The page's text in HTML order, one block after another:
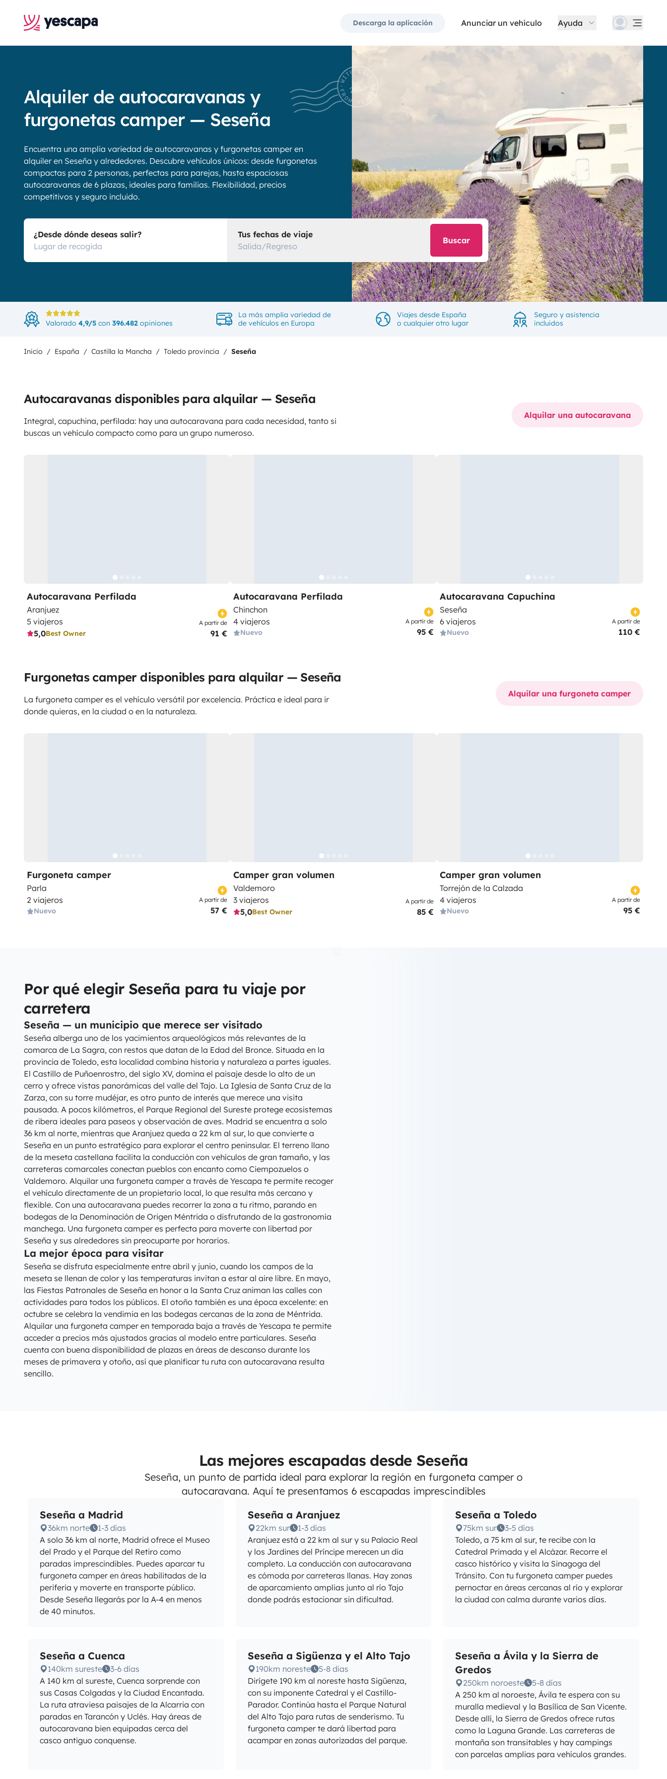
Descarga la aplicación Anunciar un vehículo Ayuda
Alquiler de autocaravanas y
furgonetas camper — Seseña
Encuentra una amplia variedad de autocaravanas y furgonetas camper en
alquiler en Seseña y alrededores. Descubre vehículos únicos: desde furgonetas
compactas para 2 personas, perfectas para parejas, hasta espaciosas
autocaravanas de 6 plazas, ideales para familias. Flexibilidad, precios
competitivos y seguro incluido.
¿Desde dónde deseas salir?
Tus fechas de viaje
Salida/Regreso
Buscar
Valorado 4,9/5 con 396.482 opiniones
La más amplia variedad de
de vehículos en Europa
Viajes desde España
o cualquier otro lugar
Seguro y asistencia
incluidos
Inicio España Castilla la Mancha Toledo provincia Seseña
Autocaravanas disponibles para alquilar — Seseña
Integral, capuchina, perfilada: hay una autocaravana para cada necesidad, tanto si
buscas un vehículo compacto como para un grupo numeroso.
Alquilar una autocaravana
Autocaravana Perfilada
Aranjuez
5 viajeros
5,0Best Owner
A partir de
91 €
Autocaravana Perfilada
Chinchon
4 viajeros
Nuevo
A partir de
95 €
Autocaravana Capuchina
Seseña
6 viajeros
Nuevo
A partir de
110 €
Furgonetas camper disponibles para alquilar — Seseña
La furgoneta camper es el vehículo versátil por excelencia. Práctica e ideal para ir
donde quieras, en la ciudad o en la naturaleza.
Alquilar una furgoneta camper
Furgoneta camper
Parla
2 viajeros
Nuevo
A partir de
57 €
Camper gran volumen
Valdemoro
3 viajeros
5,0Best Owner
A partir de
85 €
Camper gran volumen
Torrejón de la Calzada
4 viajeros
Nuevo
A partir de
95 €
Por qué elegir Seseña para tu viaje por
carretera
Seseña — un municipio que merece ser visitado
Seseña alberga uno de los yacimientos arqueológicos más relevantes de la
comarca de La Sagra, con restos que datan de la Edad del Bronce. Situada en la
provincia de Toledo, esta localidad combina historia y naturaleza a partes iguales.
El Castillo de Puñoenrostro, del siglo XV, domina el paisaje desde lo alto de un
cerro y ofrece vistas panorámicas del valle del Tajo. La Iglesia de Santa Cruz de la
Zarza, con su torre mudéjar, es otro punto de interés que merece una visita
pausada. A pocos kilómetros, el Parque Regional del Sureste protege ecosistemas
de ribera ideales para paseos y observación de aves. Madrid se encuentra a solo
36 km al norte, mientras que Aranjuez queda a 22 km al sur, lo que convierte a
Seseña en un punto estratégico para explorar el centro peninsular. El terreno llano
de la meseta castellana facilita la conducción con vehículos de gran tamaño, y las
carreteras comarcales conectan pueblos con encanto como Ciempozuelos o
Valdemoro. Alquilar una furgoneta camper a través de Yescapa te permite recoger
el vehículo directamente de un propietario local, lo que resulta más cercano y
flexible. Con una autocaravana puedes recorrer la zona a tu ritmo, parando en
bodegas de la Denominación de Origen Méntrida o disfrutando de la gastronomía
manchega. Una furgoneta camper es perfecta para moverte con libertad por
Seseña y sus alrededores sin preocuparte por horarios.
La mejor época para visitar
Seseña se disfruta especialmente entre abril y junio, cuando los campos de la
meseta se llenan de color y las temperaturas invitan a estar al aire libre. En mayo,
las Fiestas Patronales de Seseña en honor a la Santa Cruz animan las calles con
actividades para todos los públicos. El otoño también es una época excelente: en
octubre se celebra la vendimia en las bodegas cercanas de la zona de Méntrida.
Alquilar una furgoneta camper en temporada baja a través de Yescapa te permite
acceder a precios más ajustados gracias al modelo entre particulares. Seseña
cuenta con buena disponibilidad de plazas en áreas de descanso durante los
meses de primavera y otoño, así que planificar tu ruta con autocaravana resulta
sencillo.
Las mejores escapadas desde Seseña
Seseña, un punto de partida ideal para explorar la región en furgoneta camper o
autocaravana. Aquí te presentamos 6 escapadas imprescindibles
Seseña a Madrid
36km norte
1-3 días
A solo 36 km al norte, Madrid ofrece el Museo
del Prado y el Parque del Retiro como
paradas imprescindibles. Puedes aparcar tu
furgoneta camper en áreas habilitadas de la
periferia y moverte en transporte público.
Desde Seseña llegarás por la A-4 en menos
de 40 minutos.
Seseña a Aranjuez
22km sur
1-3 días
Aranjuez está a 22 km al sur y su Palacio Real
y los Jardines del Príncipe merecen un día
completo. La conducción con autocaravana
es cómoda por carreteras llanas. Hay zonas
de aparcamiento amplias junto al río Tajo
donde podrás estacionar sin dificultad.
Seseña a Toledo
75km sur
3-5 días
Toledo, a 75 km al sur, te recibe con la
Catedral Primada y el Alcázar. Recorre el
casco histórico y visita la Sinagoga del
Tránsito. Con tu furgoneta camper puedes
pernoctar en áreas cercanas al río y explorar
la ciudad con calma durante varios días.
Seseña a Cuenca
140km sureste
3-6 días
A 140 km al sureste, Cuenca sorprende con
sus Casas Colgadas y la Ciudad Encantada.
La ruta atraviesa paisajes de la Alcarria con
paradas en Tarancón y Uclés. Hay áreas de
autocaravana bien equipadas cerca del
casco antiguo conquense.
Seseña a Sigüenza y el Alto Tajo
190km noreste
5-8 días
Dirígete 190 km al noreste hasta Sigüenza,
con su imponente Catedral y el Castillo-
Parador. Continúa hasta el Parque Natural
del Alto Tajo para rutas de senderismo. Tu
furgoneta camper te dará libertad para
acampar en zonas autorizadas del parque.
Seseña a Ávila y la Sierra de
Gredos
250km noroeste
5-8 días
A 250 km al noroeste, Ávila te espera con su
muralla medieval y la Basílica de San Vicente.
Desde allí, la Sierra de Gredos ofrece rutas
como la Laguna Grande. Las carreteras de
montaña son transitables y hay campings
con parcelas amplias para vehículos grandes.